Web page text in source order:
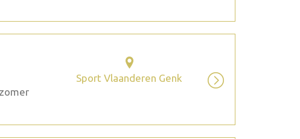
Sport Vlaanderen Genk